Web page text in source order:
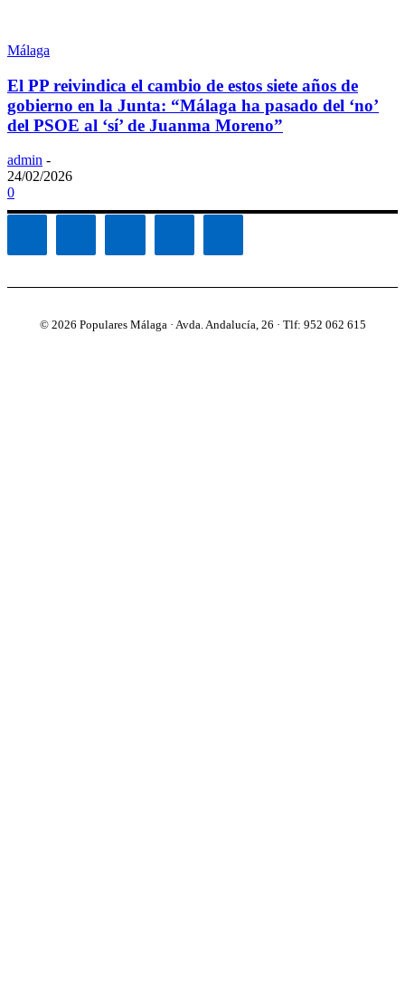
Málaga
El PP reivindica el cambio de estos siete años de
gobierno en la Junta: “Málaga ha pasado del ‘no’
del PSOE al ‘sí’ de Juanma Moreno”
admin -
24/02/2026
0
© 2026 Populares Málaga · Avda. Andalucía, 26 · Tlf: 952 062 615